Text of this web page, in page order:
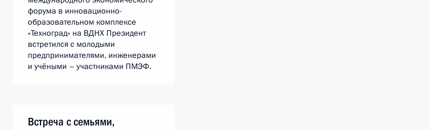
форума в инновационно-
образовательном комплексе
«Техноград» на ВДНХ Президент
встретился с молодыми
предпринимателями, инженерами
и учёными – участниками ПМЭФ.
Встреча с семьями,